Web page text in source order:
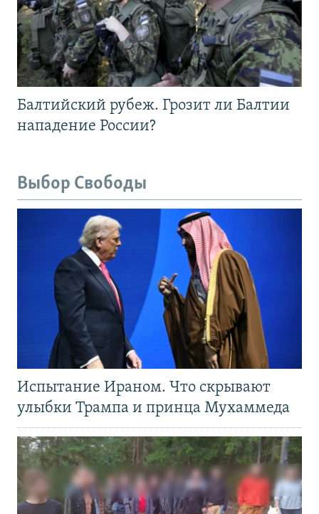
Балтийский рубеж. Грозит ли Балтии
нападение России?
Выбор Свободы
Испытание Ираном. Что скрывают
улыбки Трампа и принца Мухаммеда